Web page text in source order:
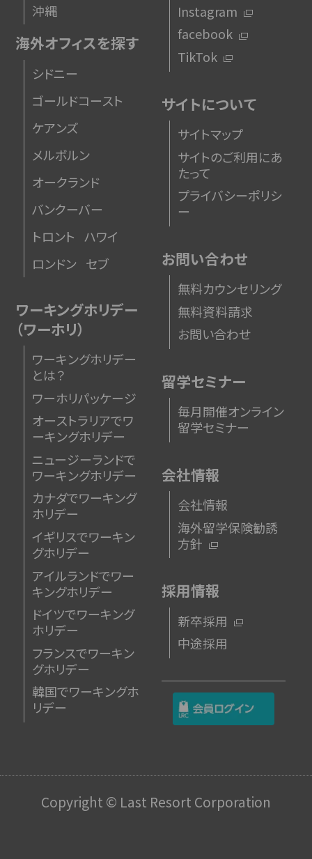
沖縄
海外オフィスを探す
シドニー
ゴールドコースト
ケアンズ
メルボルン
オークランド
バンクーバー
トロント
ハワイ
ロンドン セブ
ワーキングホリデー
（ワーホリ）
ワーキングホリデー
とは？
ワーホリパッケージ
オーストラリアでワ
ーキングホリデー
ニュージーランドで
ワーキングホリデー
カナダでワーキング
ホリデー
イギリスでワーキン
グホリデー
アイルランドでワー
キングホリデー
ドイツでワーキング
ホリデー
フランスでワーキン
グホリデー
韓国でワーキングホ
リデー
Instagram
facebook
TikTok
サイトについて
サイトマップ
サイトのご利用にあ
たって
プライバシーポリシ
ー
お問い合わせ
無料カウンセリング
無料資料請求
お問い合わせ
留学セミナー
毎月開催オンライン
留学セミナー
会社情報
会社情報
海外留学保険勧誘
方針
採用情報
新卒採用
中途採用
Copyright © Last Resort Corporation